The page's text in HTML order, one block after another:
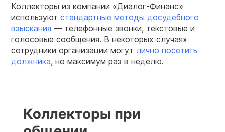
Коллекторы из компании «Диалог-Финанс»
используют стандартные методы досудебного
взыскания — телефонные звонки, текстовые и
голосовые сообщения. В некоторых случаях
сотрудники организации могут лично посетить
должника, но максимум раз в неделю.